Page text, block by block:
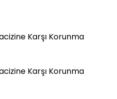
Karşı Korunma
Karşı Korunma